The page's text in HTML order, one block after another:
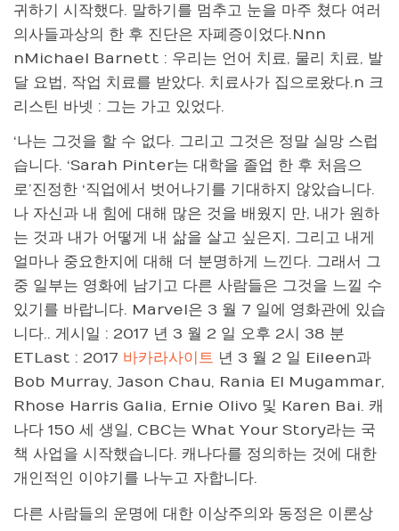
귀하기 시작했다. 말하기를 멈추고 눈을 마주 쳤다 여러
의사들과상의 한 후 진단은 자폐증이었다.Nnn
nMichael Barnett : 우리는 언어 치료, 물리 치료, 발
달 요법, 작업 치료를 받았다. 치료사가 집으로왔다.n 크
리스틴 바넷 : 그는 가고 있었다.
‘나는 그것을 할 수 없다. 그리고 그것은 정말 실망 스럽
습니다. ‘Sarah Pinter는 대학을 졸업 한 후 처음으
로’진정한 ‘직업에서 벗어나기를 기대하지 않았습니다.
나 자신과 내 힘에 대해 많은 것을 배웠지 만, 내가 원하
는 것과 내가 어떻게 내 삶을 살고 싶은지, 그리고 내게
얼마나 중요한지에 대해 더 분명하게 느낀다. 그래서 그
중 일부는 영화에 남기고 다른 사람들은 그것을 느낄 수
있기를 바랍니다. Marvel은 3 월 7 일에 영화관에 있습
니다.. 게시일 : 2017 년 3 월 2 일 오후 2시 38 분
ETLast : 2017 바카라사이트 년 3 월 2 일 Eileen과
Bob Murray, Jason Chau, Rania El Mugammar,
Rhose Harris Galia, Ernie Olivo 및 Karen Bai. 캐
나다 150 세 생일, CBC는 What Your Story라는 국
책 사업을 시작했습니다. 캐나다를 정의하는 것에 대한
개인적인 이야기를 나누고 자합니다.
다른 사람들의 운명에 대한 이상주의와 동정은 이론상